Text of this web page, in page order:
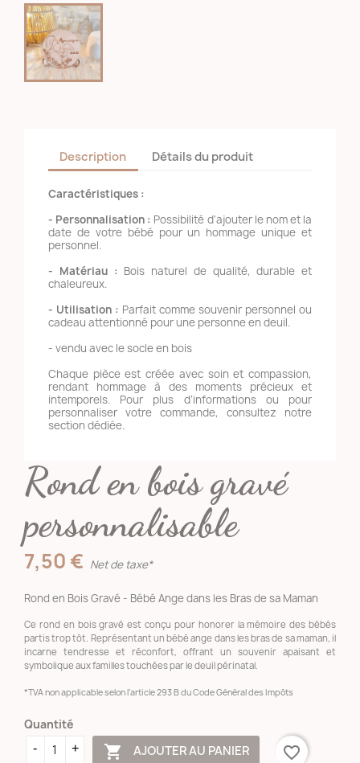
Description Détails du produit
Caractéristiques :
- Personnalisation : Possibilité d'ajouter le nom et la
date de votre bébé pour un hommage unique et
personnel.
- Matériau : Bois naturel de qualité, durable et
chaleureux.
- Utilisation : Parfait comme souvenir personnel ou
cadeau attentionné pour une personne en deuil.
- vendu avec le socle en bois
Chaque pièce est créée avec soin et compassion,
rendant hommage à des moments précieux et
intemporels. Pour plus d’informations ou pour
personnaliser votre commande, consultez notre
section dédiée.
Rond en bois gravé
personnalisable
7,50 € Net de taxe*
Rond en Bois Gravé - Bébé Ange dans les Bras de sa Maman
Ce rond en bois gravé est conçu pour honorer la mémoire des bébés
partis trop tôt. Représentant un bébé ange dans les bras de sa maman, il
incarne tendresse et réconfort, offrant un souvenir apaisant et
symbolique aux familles touchées par le deuil périnatal.
*TVA non applicable selon l’article 293 B du Code Général des Impôts
Quantité
 AJOUTER AU PANIER favorite_border